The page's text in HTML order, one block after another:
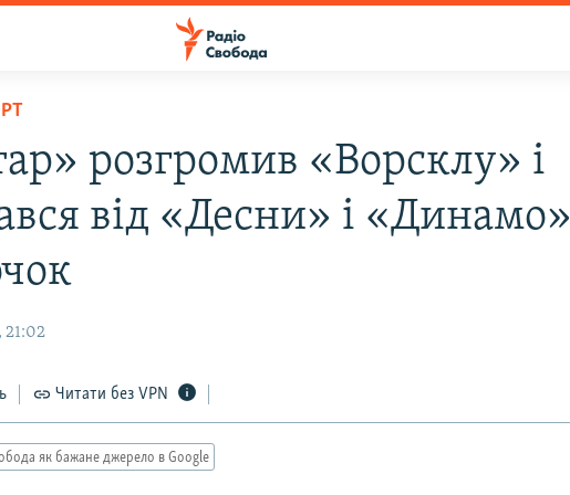
розгромив «Ворсклу» і
від «Десни» і «Динамо»
21:02
Читати без VPN
як бажане джерело в Google